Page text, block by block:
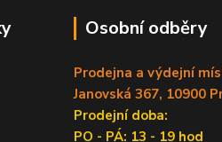
Osobní odběry
Prodejna a výdejní
Janovská 367, 10900
Prodejní doba:
PO - PÁ: 13 - 19 hod